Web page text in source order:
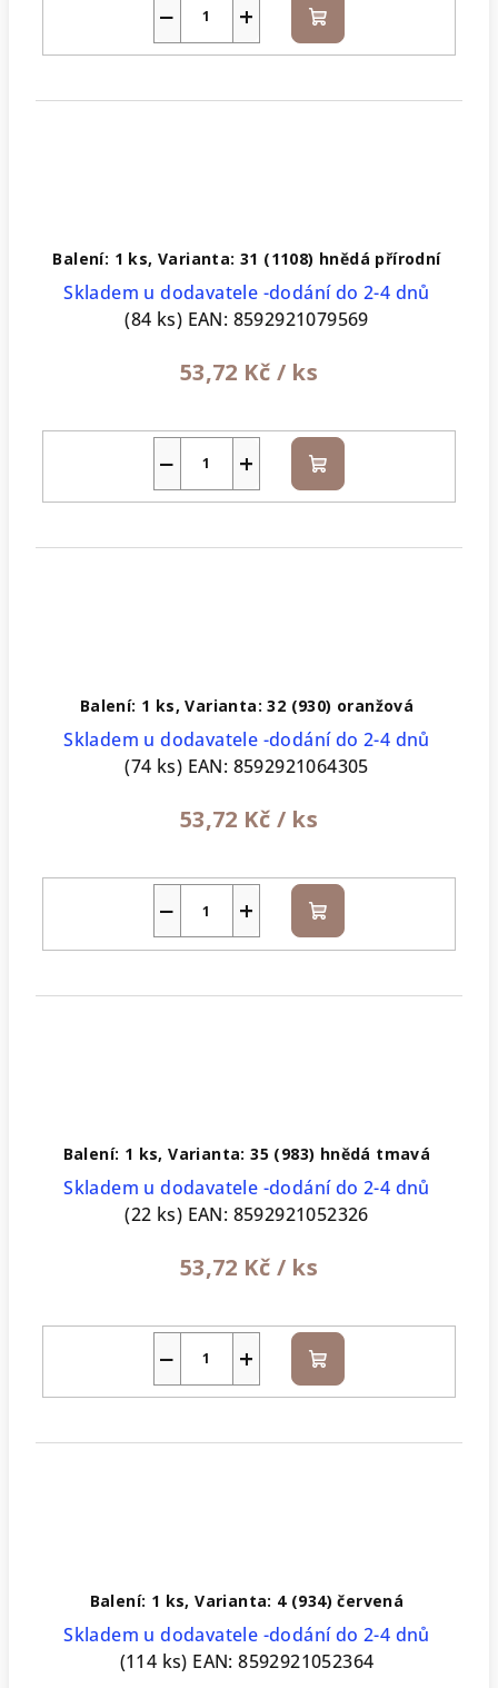
+
− Do
košíku
Balení: 1 ks, Varianta: 31 (1108) hnědá přírodní
Skladem u dodavatele -dodání do 2-4 dnů
(84 ks) EAN: 8592921079569
53,72 Kč / ks
+
− Do
košíku
Balení: 1 ks, Varianta: 32 (930) oranžová
Skladem u dodavatele -dodání do 2-4 dnů
(74 ks) EAN: 8592921064305
53,72 Kč / ks
+
− Do
košíku
Balení: 1 ks, Varianta: 35 (983) hnědá tmavá
Skladem u dodavatele -dodání do 2-4 dnů
(22 ks) EAN: 8592921052326
53,72 Kč / ks
+
− Do
košíku
Balení: 1 ks, Varianta: 4 (934) červená
Skladem u dodavatele -dodání do 2-4 dnů
(114 ks) EAN: 8592921052364